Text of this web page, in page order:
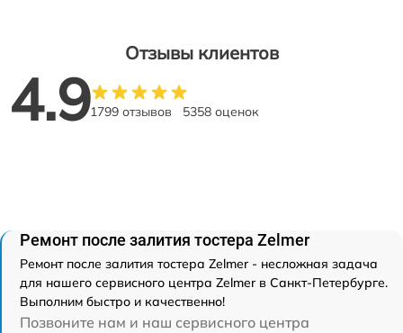
Отзывы клиентов
4.91799 отзывов 5358 оценок
Ремонт после залития тостера Zelmer
Ремонт после залития тостера Zelmer - несложная задача
для нашего сервисного центра Zelmer в Санкт-Петербурге.
Выполним быстро и качественно!
Позвоните нам и наш сервисного центра